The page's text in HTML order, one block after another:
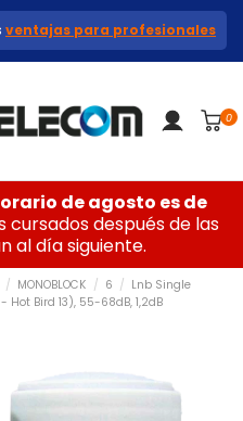
ventajas para profesionales
0
de agosto es de
cursados después de las
al día siguiente.
MONOBLOCK 6
Lnb Single
Hot Bird 13), 55-68dB, 1,2dB